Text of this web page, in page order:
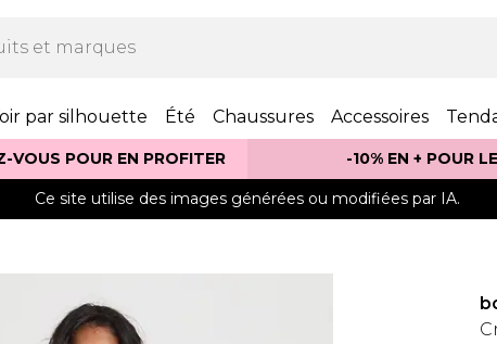
par silhouette Été Chaussures Accessoires
VOUS POUR EN PROFITER -10% EN + POUR
Ce site utilise des images générées ou modifiées par IA.